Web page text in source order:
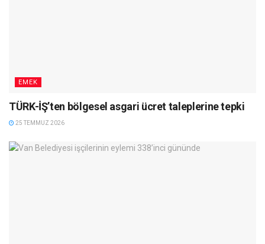
EMEK
TÜRK-İŞ’ten bölgesel asgari ücret taleplerine tepki
25 TEMMUZ 2026